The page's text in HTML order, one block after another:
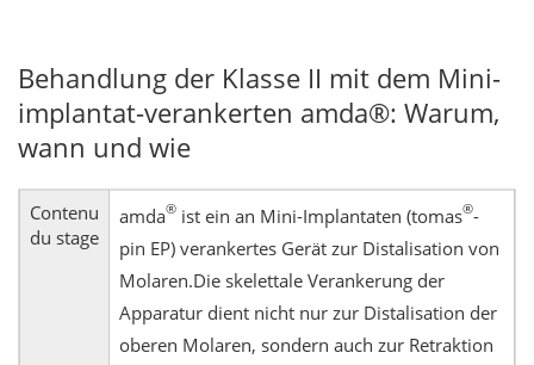
Behandlung der Klasse II mit dem Mini-
implantat-verankerten amda®: Warum,
wann und wie
Contenu
du stage
amda® ist ein an Mini-Implantaten (tomas®-
pin EP) verankertes Gerät zur Distalisation von
Molaren.Die skelettale Verankerung der
Apparatur dient nicht nur zur Distalisation der
oberen Molaren, sondern auch zur Retraktion